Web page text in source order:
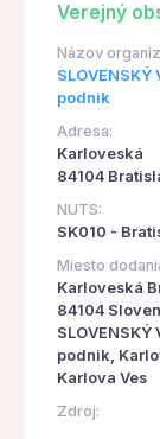
Verejný
Názov
SLOVENSKÝ
podnik
Adresa:
Karloveská
84104
NUTS:
SK010 -
Miesto
Karloveská
84104
SLOVENSKÝ
podnik,
Karlova Ves
Zdroj: